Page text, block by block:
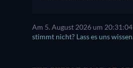
Am 5. August 2026 um
stimmt nicht? Lass es uns wissen.